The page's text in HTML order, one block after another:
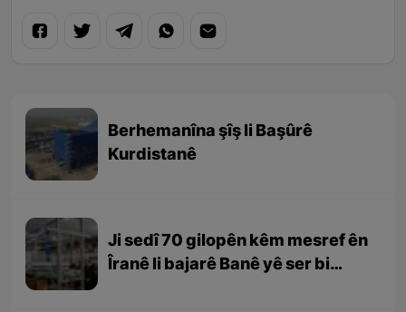
Berhemanîna şîş li Başûrê
Kurdistanê
Ji sedî 70 gilopên kêm mesref ên
Îranê li bajarê Banê yê ser bi